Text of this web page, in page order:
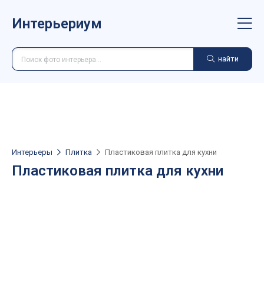
Интерьериум
найти
Интерьеры Плитка Пластиковая плитка для кухни
Пластиковая плитка для кухни